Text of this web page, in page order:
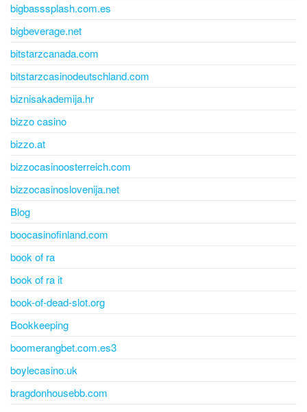
bigbasssplash.com.es
bigbeverage.net
bitstarzcanada.com
bitstarzcasinodeutschland.com
biznisakademija.hr
bizzo casino
bizzo.at
bizzocasinoosterreich.com
bizzocasinoslovenija.net
Blog
boocasinofinland.com
book of ra
book of ra it
book-of-dead-slot.org
Bookkeeping
boomerangbet.com.es3
boylecasino.uk
bragdonhousebb.com